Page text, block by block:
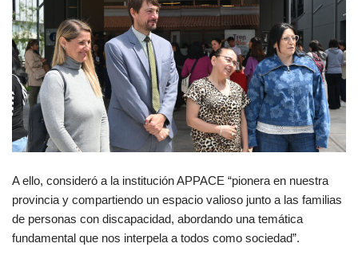
A ello, consideró a la institución APPACE “pionera en nuestra
provincia y compartiendo un espacio valioso junto a las familias
de personas con discapacidad, abordando una temática
fundamental que nos interpela a todos como sociedad”.